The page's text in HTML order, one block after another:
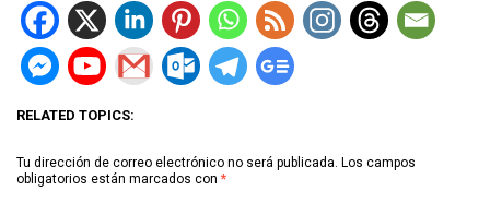
RELATED TOPICS:
Tu dirección de correo electrónico no será publicada. Los campos
obligatorios están marcados con *